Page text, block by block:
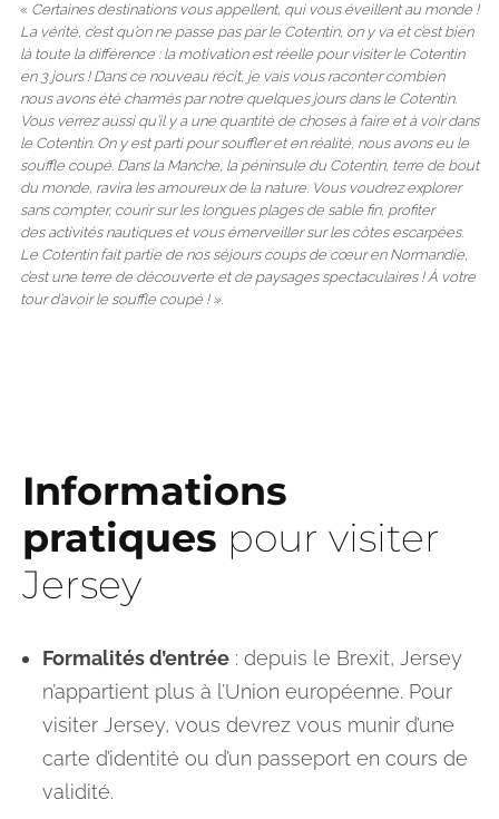
« Certaines destinations vous appellent, qui vous éveillent au monde !
La vérité, c’est qu’on ne passe pas par le Cotentin, on y va et c’est bien
là toute la différence : la motivation est réelle pour visiter le Cotentin
en 3 jours ! Dans ce nouveau récit, je vais vous raconter combien
nous avons été charmés par notre quelques jours dans le Cotentin.
Vous verrez aussi qu’il y a une quantité de choses à faire et à voir dans
le Cotentin. On y est parti pour souffler et en réalité, nous avons eu le
souffle coupé. Dans la Manche, la péninsule du Cotentin, terre de bout
du monde, ravira les amoureux de la nature. Vous voudrez explorer
sans compter, courir sur les longues plages de sable fin, profiter
des activités nautiques et vous émerveiller sur les côtes escarpées.
Le Cotentin fait partie de nos séjours coups de cœur en Normandie,
c’est une terre de découverte et de paysages spectaculaires ! À votre
tour d’avoir le souffle coupé ! ».
Informations
pratiques pour visiter
Jersey
Formalités d’entrée : depuis le Brexit, Jersey
n’appartient plus à l’Union européenne. Pour
visiter Jersey, vous devrez vous munir d’une
carte d’identité ou d’un passeport en cours de
validité.